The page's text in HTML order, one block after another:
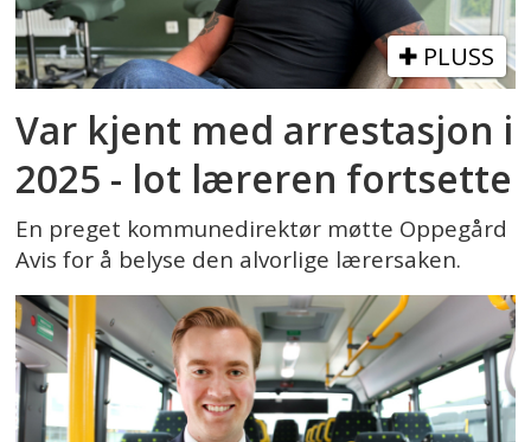
PLUSS
Var kjent med arrestasjon i
2025 - lot læreren fortsette
En preget kommunedirektør møtte Oppegård
Avis for å belyse den alvorlige lærersaken.